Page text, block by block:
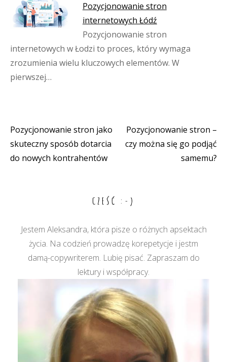
Pozycjonowanie stron
internetowych Łódź
Pozycjonowanie stron
internetowych w Łodzi to proces, który wymaga
zrozumienia wielu kluczowych elementów. W
pierwszej…
Nawigacja
wpisu
Pozycjonowanie stron jako
skuteczny sposób dotarcia
do nowych kontrahentów
Pozycjonowanie stron –
czy można się go podjąć
samemu?
CZEŚĆ :-)
Jestem Aleksandra, która pisze o różnych apsektach
życia. Na codzień prowadzę korepetycje i jestm
damą-copywriterem. Lubię pisać. Zapraszam do
lektury i współpracy.